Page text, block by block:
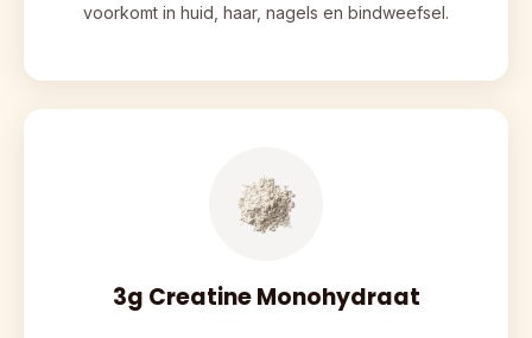
voorkomt in huid, haar, nagels en bindweefsel.
3g Creatine Monohydraat